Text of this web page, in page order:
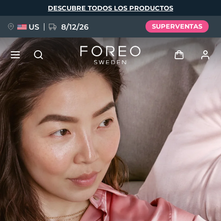
DESCUBRE TODOS LOS PRODUCTOS
US 8/12/26 SUPERVENTAS
Iniciar sesión
Perfil de usuario
Mis dispositivos
Mis pedidos
Mis direcciones
Mis suscripciones
NUEVO
FAQ™ Pure Beauty-Tech Elixir
BREAKING NEWS
issa™ Teeth Whitening Set
Idioma
English Deutsch
Español
Français
Italiano
Português
Polski
Svenska
Русский
Türkçe
简体中文 繁體中文